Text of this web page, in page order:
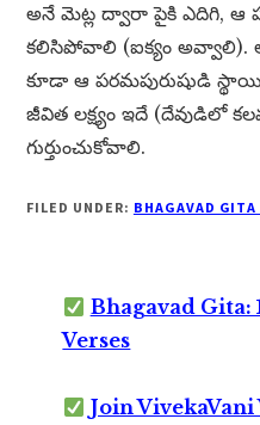
అనే మెట్ల ద్వారా పైకి ఎదిగి, ఆ
కలిసిపోవాలి (ఐక్యం అవ్వాలి).
కూడా ఆ పరమపురుషుడి
జీవిత లక్ష్యం ఇదే (దేవుడిలో
గుర్తుంచుకోవాలి.
FILED UNDER: BHAGAVAD GITA
Bhagavad Gita:
Verses
Join